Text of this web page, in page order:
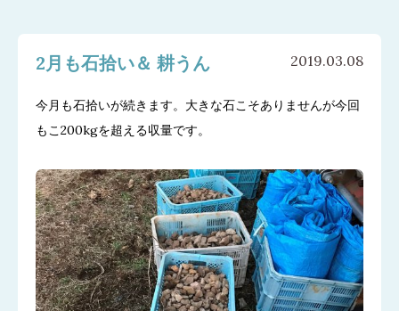
2月も石拾い＆ 耕うん 2019.03.08
今月も石拾いが続きます。大きな石こそありませんが今回
もこ200kgを超える収量です。